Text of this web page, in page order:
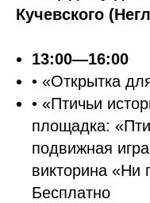
Кучевского
13:00—16:00
• «Открытка
• «Птичьи
площадка:
подвижная
викторина «Ни
Бесплатно